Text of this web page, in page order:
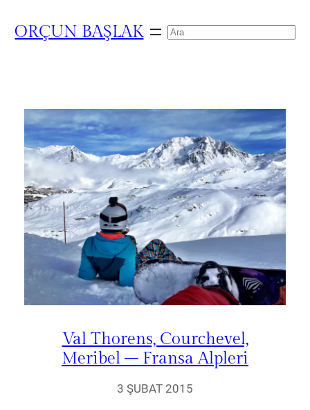
ORÇUN BAŞLAK Search
Val Thorens, Courchevel,
Meribel – Fransa Alpleri
3 ŞUBAT 2015